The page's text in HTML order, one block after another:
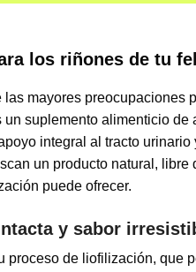
los riñones de tu
mayores preocupaciones
un suplemento alimenticio de
integral al tracto urinario
un producto natural, libre
puede ofrecer.
y sabor
proceso de liofilización, que